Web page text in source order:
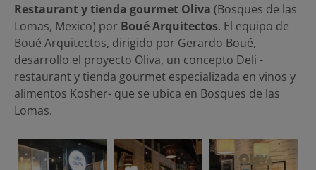
Restaurant y tienda gourmet Oliva (Bosques de las
Lomas, Mexico) por Boué Arquitectos. El equipo de
Boué Arquitectos, dirigido por Gerardo Boué,
desarrollo el proyecto Oliva, un concepto Deli -
restaurant y tienda gourmet especializada en vinos y
alimentos Kosher- que se ubica en Bosques de las
Lomas.